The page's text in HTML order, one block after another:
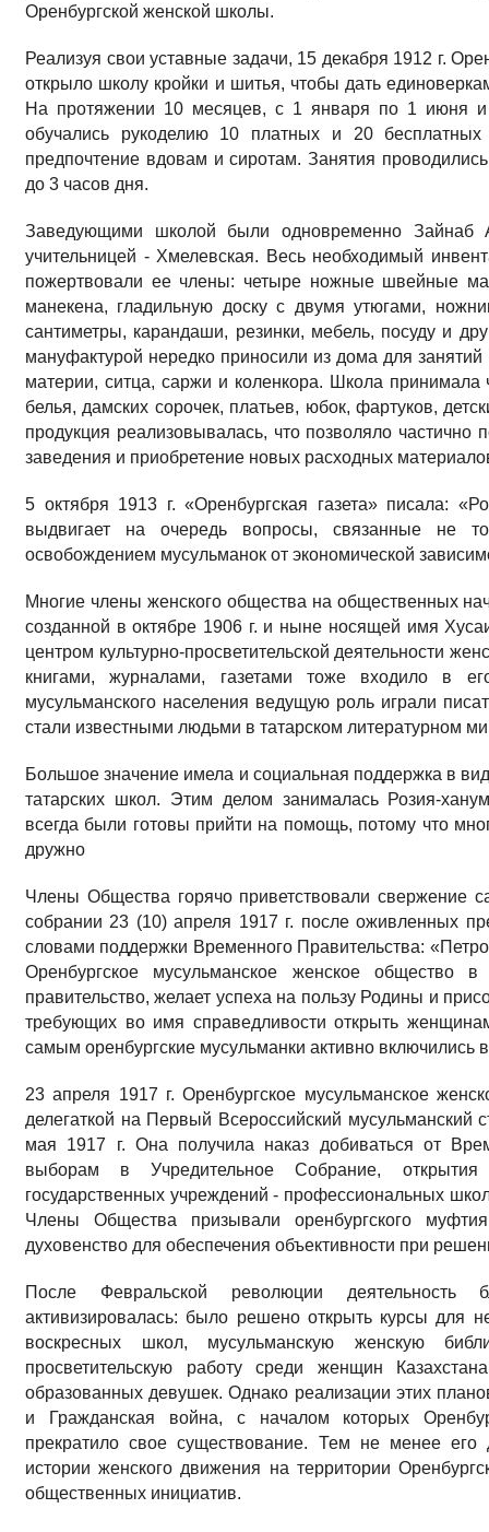
Оренбургской женской школы.
Реализуя свои уставные задачи, 15 декабря 1912 г.
открыло школу кройки и шитья, чтобы дать
На протяжении 10 месяцев, с 1 января по 1 июня и
обучались рукоделию 10 платных и 20
предпочтение вдовам и сиротам. Занятия
до 3 часов дня.
Заведующими школой были одновременно Зайнаб
учительницей - Хмелевская. Весь необходимый
пожертвовали ее члены: четыре ножные швейные
манекена, гладильную доску с двумя утюгами,
сантиметры, карандаши, резинки, мебель, посуду и
мануфактурой нередко приносили из дома для
материи, ситца, саржи и коленкора. Школа
белья, дамских сорочек, платьев, юбок, фартуков,
продукция реализовывалась, что позволяло
заведения и приобретение новых расходных
5 октября 1913 г. «Оренбургская газета» писала:
выдвигает на очередь вопросы, связанные не
освобождением мусульманок от экономической
Многие члены женского общества на общественных
созданной в октябре 1906 г. и ныне носящей имя
центром культурно-просветительской деятельности
книгами, журналами, газетами тоже входило в
мусульманского населения ведущую роль играли
стали известными людьми в татарском литературном
Большое значение имела и социальная поддержка в
татарских школ. Этим делом занималась Розия-
всегда были готовы прийти на помощь, потому что
дружно
Члены Общества горячо приветствовали свержение
собрании 23 (10) апреля 1917 г. после оживленных
словами поддержки Временного Правительства:
Оренбургское мусульманское женское общество
правительство, желает успеха на пользу Родины и
требующих во имя справедливости открыть
самым оренбургские мусульманки активно
23 апреля 1917 г. Оренбургское мусульманское
делегаткой на Первый Всероссийский
мая 1917 г. Она получила наказ добиваться от
выборам в Учредительное Собрание, открытия
государственных учреждений - профессиональных
Члены Общества призывали оренбургского
духовенство для обеспечения объективности при
После Февральской революции деятельность
активизировалась: было решено открыть курсы для
воскресных школ, мусульманскую женскую
просветительскую работу среди женщин
образованных девушек. Однако реализации этих
и Гражданская война, с началом которых
прекратило свое существование. Тем не менее его
истории женского движения на территории
общественных инициатив.